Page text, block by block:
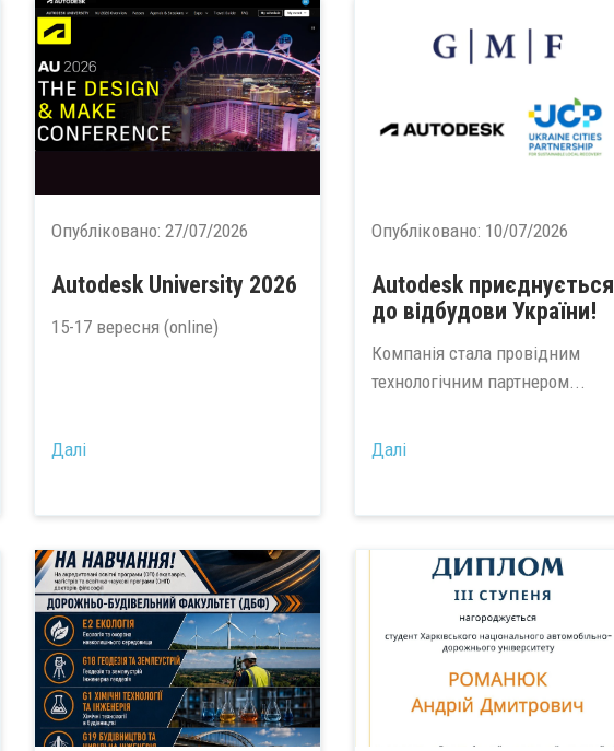
Опубліковано:27/07/2026
Autodesk University 2026
15-17 вересня (online)
Далі
Опубліковано: 10/07/2026
Autodesk приєднується
до відбудови України!
Компанія стала провідним
технологічним партнером...
Далі